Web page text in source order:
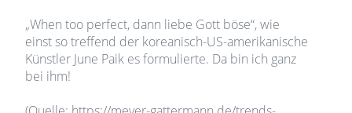
„When too perfect, dann liebe Gott böse“, wie
einst so treffend der koreanisch-US-amerikanische
Künstler June Paik es formulierte. Da bin ich ganz
bei ihm!